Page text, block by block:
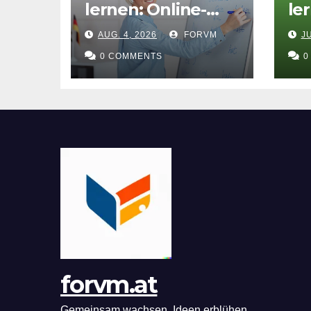
lernen: Online-
Deutschkurs B1
für flexible
Lernerfolge
AUG. 4, 2026 FORVM
0 COMMENTS 0
forvm.at